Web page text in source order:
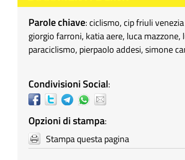
Parole chiave: ciclismo, cip friuli
giorgio farroni, katia aere, luca mazzone,
paraciclismo, pierpaolo addesi,simone
Condivisioni Social:
Opzioni di stampa:
Stampa questa pagina